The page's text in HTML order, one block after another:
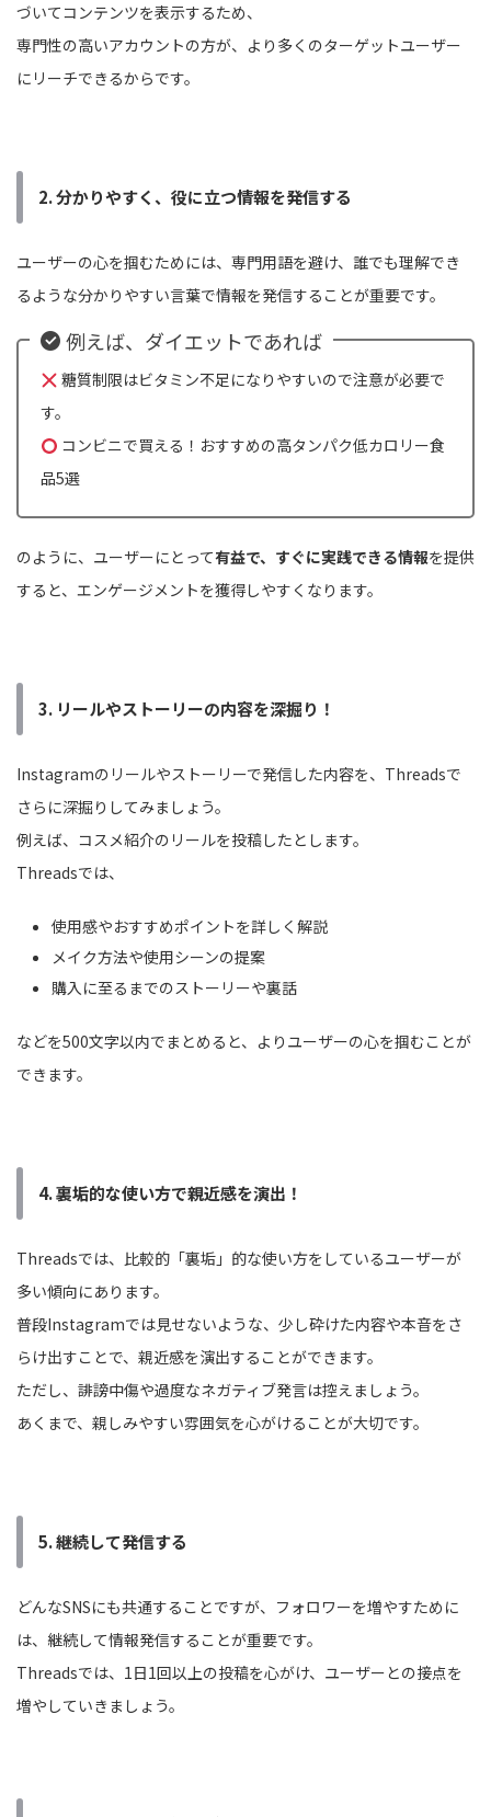
づいてコンテンツを表示するため、
専門性の高いアカウントの方が、より多くのターゲットユーザー
にリーチできるからです。
2. 分かりやすく、役に立つ情報を発信する
ユーザーの心を掴むためには、専門用語を避け、誰でも理解でき
るような分かりやすい言葉で情報を発信することが重要です。
例えば、ダイエットであれば
糖質制限はビタミン不足になりやすいので注意が必要で
す。
コンビニで買える！おすすめの高タンパク低カロリー食
品5選
のように、ユーザーにとって有益で、すぐに実践できる情報を提供
すると、エンゲージメントを獲得しやすくなります。
3. リールやストーリーの内容を深掘り！
Instagramのリールやストーリーで発信した内容を、Threadsで
さらに深掘りしてみましょう。
例えば、コスメ紹介のリールを投稿したとします。
Threadsでは、
使用感やおすすめポイントを詳しく解説
メイク方法や使用シーンの提案
購入に至るまでのストーリーや裏話
などを500文字以内でまとめると、よりユーザーの心を掴むことが
できます。
4. 裏垢的な使い方で親近感を演出！
Threadsでは、比較的「裏垢」的な使い方をしているユーザーが
多い傾向にあります。
普段Instagramでは見せないような、少し砕けた内容や本音をさ
らけ出すことで、親近感を演出することができます。
ただし、誹謗中傷や過度なネガティブ発言は控えましょう。
あくまで、親しみやすい雰囲気を心がけることが大切です。
5. 継続して発信する
どんなSNSにも共通することですが、フォロワーを増やすために
は、継続して情報発信することが重要です。
Threadsでは、1日1回以上の投稿を心がけ、ユーザーとの接点を
増やしていきましょう。